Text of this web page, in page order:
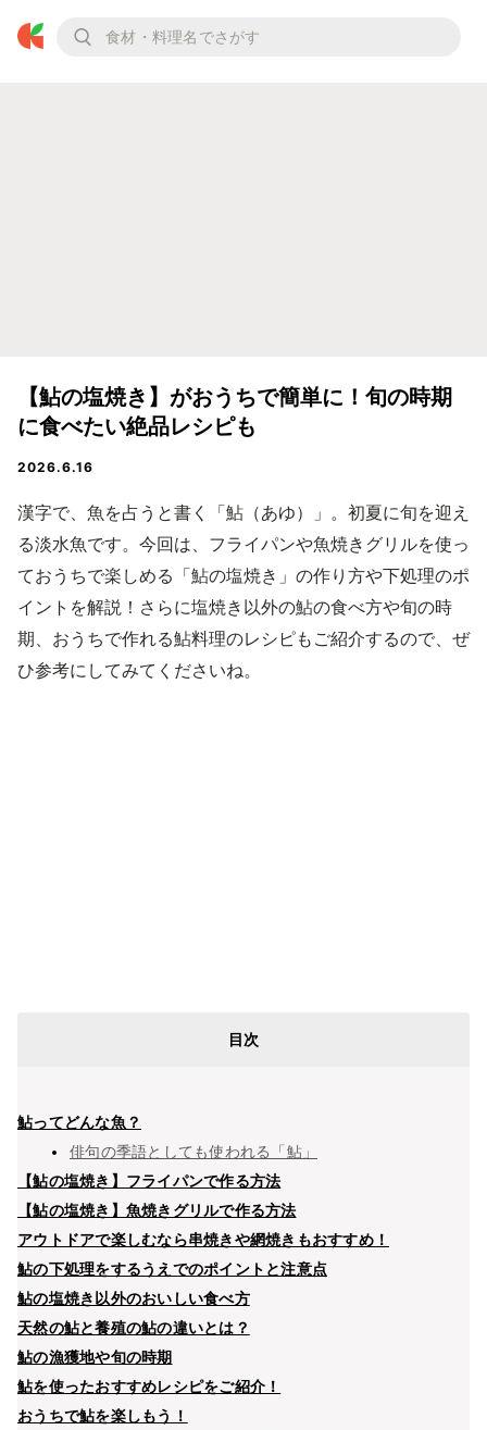
【鮎の塩焼き】がおうちで簡単に！旬の時期
に食べたい絶品レシピも
2026.6.16
漢字で、魚を占うと書く「鮎（あゆ）」。初夏に旬を迎え
る淡水魚です。今回は、フライパンや魚焼きグリルを使っ
ておうちで楽しめる「鮎の塩焼き」の作り方や下処理のポ
イントを解説！さらに塩焼き以外の鮎の食べ方や旬の時
期、おうちで作れる鮎料理のレシピもご紹介するので、ぜ
ひ参考にしてみてくださいね。
目次
鮎ってどんな魚？
俳句の季語としても使われる「鮎」
【鮎の塩焼き】フライパンで作る方法
【鮎の塩焼き】魚焼きグリルで作る方法
アウトドアで楽しむなら串焼きや網焼きもおすすめ！
鮎の下処理をするうえでのポイントと注意点
鮎の塩焼き以外のおいしい食べ方
天然の鮎と養殖の鮎の違いとは？
鮎の漁獲地や旬の時期
鮎を使ったおすすめレシピをご紹介！
おうちで鮎を楽しもう！